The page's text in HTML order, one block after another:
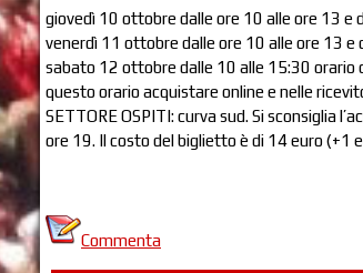
giovedì 10 ottobre dalle ore 10 alle ore 13 e
venerdì 11 ottobre dalle ore 10 alle ore 13 e
sabato 12 ottobre dalle 10 alle 15:30 orario
questo orario acquistare online e nelle
SETTORE OSPITI: curva sud. Si sconsiglia
ore 19. Il costo del biglietto è di 14 euro (+1
Commenta